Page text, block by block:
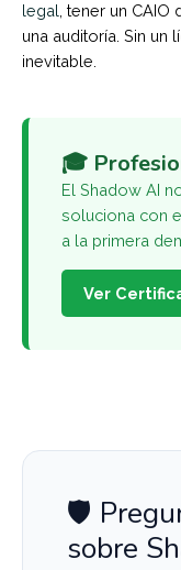
legal, tener un CAIO
una auditoría. Sin un
inevitable.
🎓
El Shadow AI
soluciona con
a la primera
Ver
🛡️
sobre